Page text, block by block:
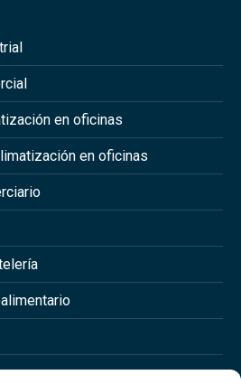
en oficinas
en oficinas